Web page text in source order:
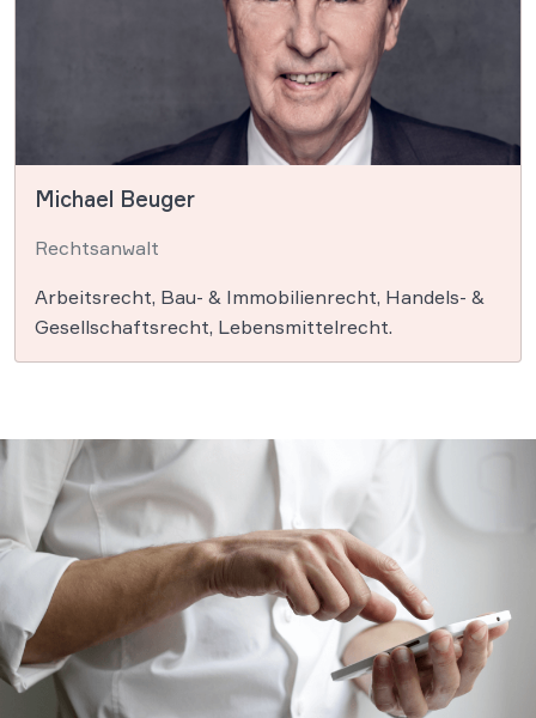
Michael Beuger
Rechtsanwalt
Arbeitsrecht, Bau- & Immobilienrecht, Handels- &
Gesellschaftsrecht, Lebensmittelrecht.